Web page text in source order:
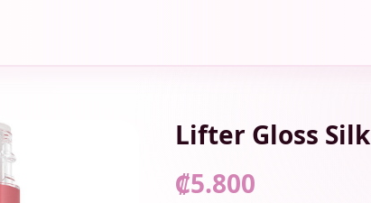
Lifter Gloss Silk
₡5.800